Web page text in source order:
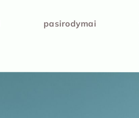
pasirodymai